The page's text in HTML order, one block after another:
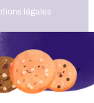
légales